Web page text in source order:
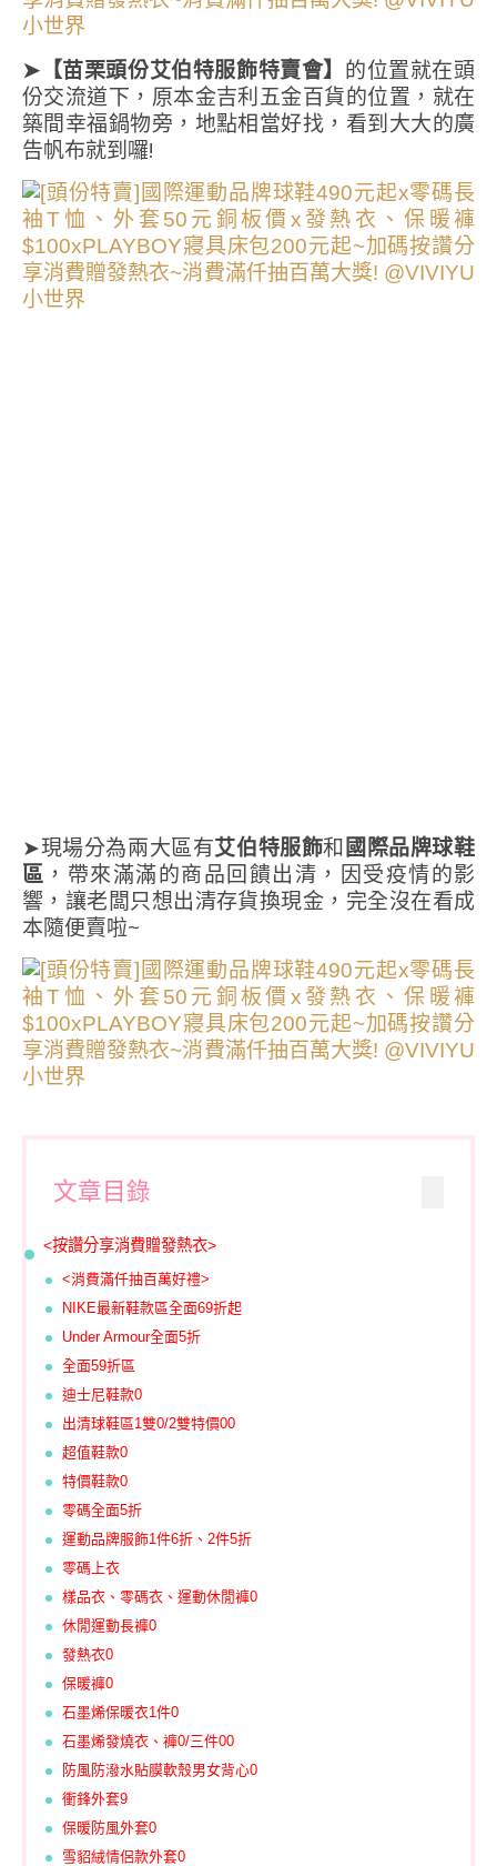
➤【苗栗頭份艾伯特服飾特賣會】 的位置就在頭
份交流道下，原本金吉利五金百貨的位置，就在
築間幸福鍋物旁，地點相當好找，看到大大的廣
告帆布就到囉!
➤現場分為兩大區有艾伯特服飾和國際品牌球鞋
區 ，帶來滿滿的商品回饋出清，因受疫情的影
響，讓老闆只想出清存貨換現金，完全沒在看成
本隨便賣啦~
文章目錄
<按讚分享消費贈發熱衣>
<消費滿仟抽百萬好禮>
NIKE最新鞋款區全面69折起
Under Armour全面5折
全面59折區
迪士尼鞋款0
出清球鞋區1雙0/2雙特價00
超值鞋款0
特價鞋款0
零碼全面5折
運動品牌服飾1件6折、2件5折
零碼上衣
樣品衣、零碼衣、運動休閒褲0
休閒運動長褲0
發熱衣0
保暖褲0
石墨烯保暖衣1件0
石墨烯發燒衣、褲0/三件00
防風防潑水貼膜軟殼男女背心0
衝鋒外套9
保暖防風外套0
雪貂絨情侶款外套0